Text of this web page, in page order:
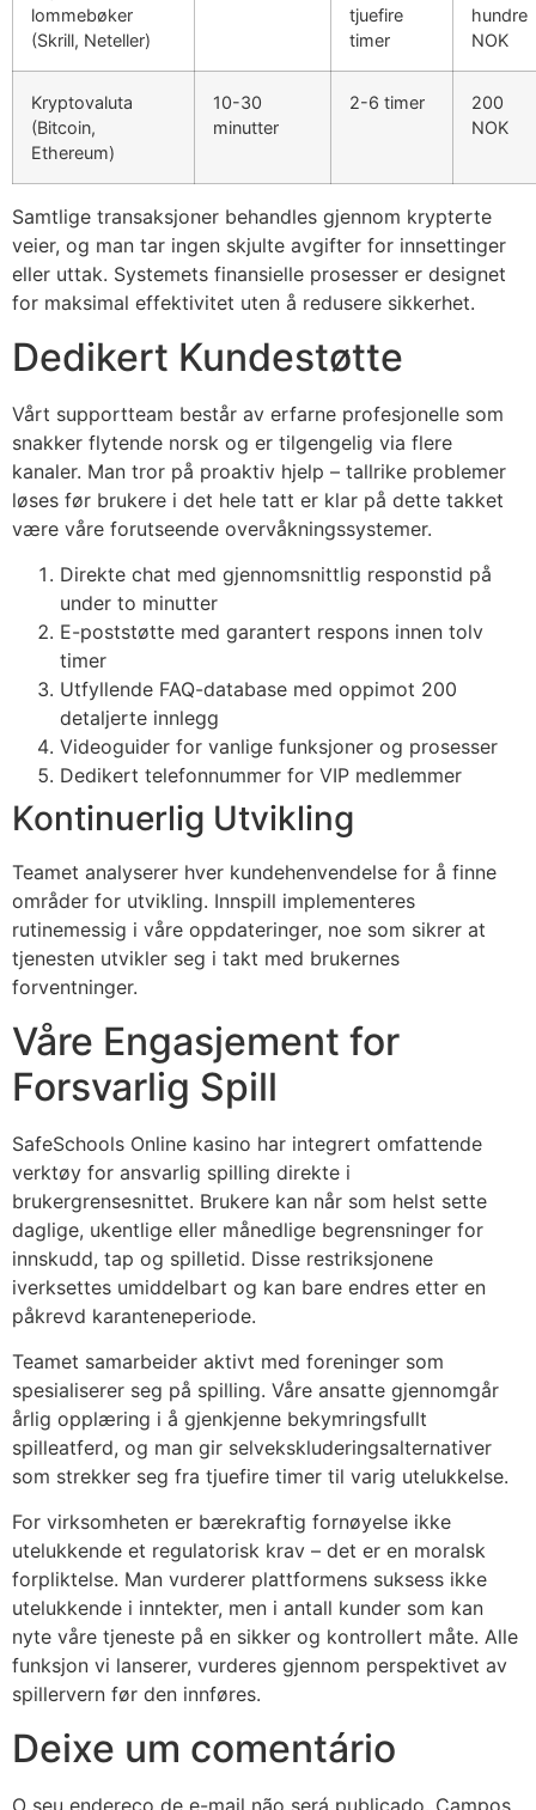
panel
panel
panel
panel
panel
panel
panel
panel
panel
panel
panel
panel
panel
panel
satın al
Panel
Panel
Panel
Panel
Panel
Panel
Panel
Panel
panel
panel
panel
giriş
per sale
lommebøker
(Skrill, Neteller)
tjuefire
timer
hundre
NOK
Kryptovaluta
(Bitcoin,
Ethereum)
10-30
minutter
2-6 timer
200
NOK
Samtlige transaksjoner behandles gjennom krypterte
veier, og man tar ingen skjulte avgifter for innsettinger
eller uttak. Systemets finansielle prosesser er designet
for maksimal effektivitet uten å redusere sikkerhet.
Dedikert Kundestøtte
Vårt supportteam består av erfarne profesjonelle som
snakker flytende norsk og er tilgengelig via flere
kanaler. Man tror på proaktiv hjelp – tallrike problemer
løses før brukere i det hele tatt er klar på dette takket
være våre forutseende overvåkningssystemer.
Direkte chat med gjennomsnittlig responstid på
under to minutter
E-poststøtte med garantert respons innen tolv
timer
Utfyllende FAQ-database med oppimot 200
detaljerte innlegg
Videoguider for vanlige funksjoner og prosesser
Dedikert telefonnummer for VIP medlemmer
Kontinuerlig Utvikling
Teamet analyserer hver kundehenvendelse for å finne
områder for utvikling. Innspill implementeres
rutinemessig i våre oppdateringer, noe som sikrer at
tjenesten utvikler seg i takt med brukernes
forventninger.
Våre Engasjement for
Forsvarlig Spill
SafeSchools Online kasino har integrert omfattende
verktøy for ansvarlig spilling direkte i
brukergrensesnittet. Brukere kan når som helst sette
daglige, ukentlige eller månedlige begrensninger for
innskudd, tap og spilletid. Disse restriksjonene
iverksettes umiddelbart og kan bare endres etter en
påkrevd karanteneperiode.
Teamet samarbeider aktivt med foreninger som
spesialiserer seg på spilling. Våre ansatte gjennomgår
årlig opplæring i å gjenkjenne bekymringsfullt
spilleatferd, og man gir selvekskluderingsalternativer
som strekker seg fra tjuefire timer til varig utelukkelse.
For virksomheten er bærekraftig fornøyelse ikke
utelukkende et regulatorisk krav – det er en moralsk
forpliktelse. Man vurderer plattformens suksess ikke
utelukkende i inntekter, men i antall kunder som kan
nyte våre tjeneste på en sikker og kontrollert måte. Alle
funksjon vi lanserer, vurderes gjennom perspektivet av
spillervern før den innføres.
Deixe um comentário
O seu endereço de e-mail não será publicado. Campos